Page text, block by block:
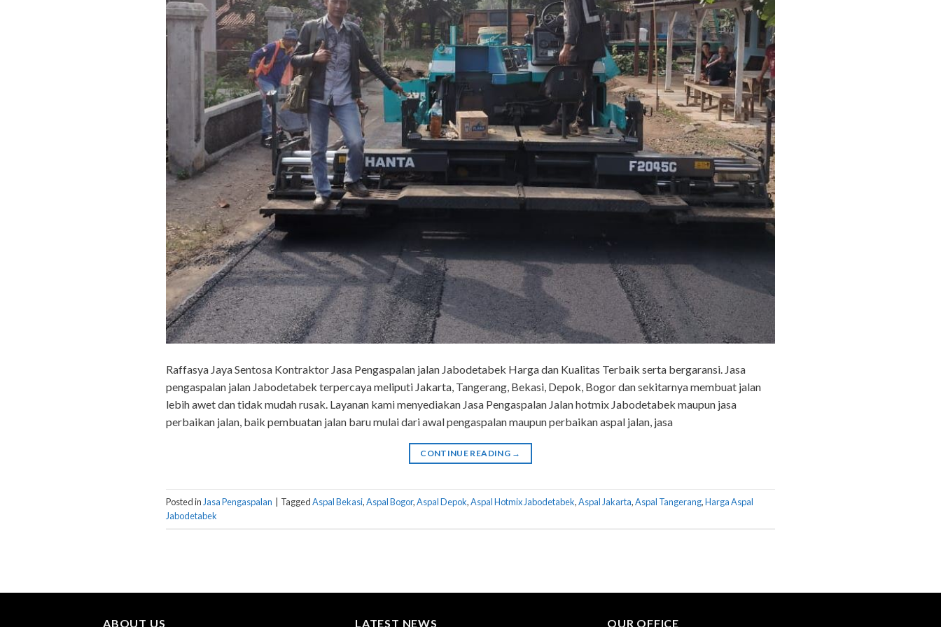
Raffasya Jaya Sentosa Kontraktor Jasa Pengaspalan jalan Jabodetabek Harga dan Kualitas Terbaik serta bergaransi. Jasa
pengaspalan jalan Jabodetabek terpercaya meliputi Jakarta, Tangerang, Bekasi, Depok, Bogor dan sekitarnya membuat jalan
lebih awet dan tidak mudah rusak. Layanan kami menyediakan Jasa Pengaspalan Jalan hotmix Jabodetabek maupun jasa
perbaikan jalan, baik pembuatan jalan baru mulai dari awal pengaspalan maupun perbaikan aspal jalan, jasa
CONTINUE READING →
Posted in Jasa Pengaspalan TaggedAspal Bekasi,Aspal Bogor,Aspal Depok,Aspal Hotmix Jabodetabek,Aspal Jakarta,Aspal Tangerang,Harga Aspal
Jabodetabek
ABOUT US LATEST NEWS OUR OFFICE